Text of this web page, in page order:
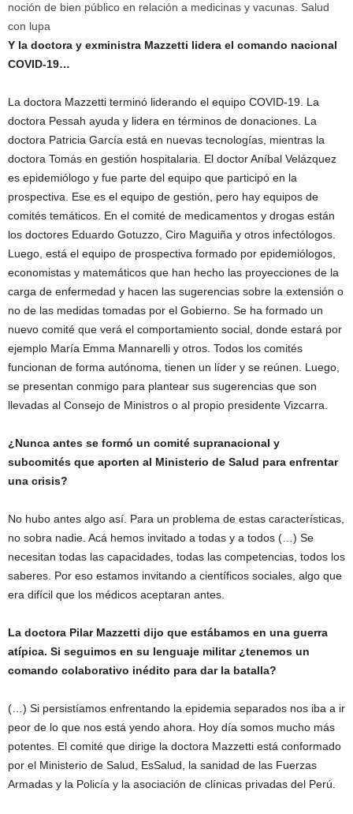
noción de bien público en relación a medicinas y vacunas. Salud
con lupa
Y la doctora y exministra Mazzetti lidera el comando nacional
COVID-19…
La doctora Mazzetti terminó liderando el equipo COVID-19. La
doctora Pessah ayuda y lidera en términos de donaciones. La
doctora Patricia García está en nuevas tecnologías, mientras la
doctora Tomás en gestión hospitalaria. El doctor Aníbal Velázquez
es epidemiólogo y fue parte del equipo que participó en la
prospectiva. Ese es el equipo de gestión, pero hay equipos de
comités temáticos. En el comité de medicamentos y drogas están
los doctores Eduardo Gotuzzo, Ciro Maguiña y otros infectólogos.
Luego, está el equipo de prospectiva formado por epidemiólogos,
economistas y matemáticos que han hecho las proyecciones de la
carga de enfermedad y hacen las sugerencias sobre la extensión o
no de las medidas tomadas por el Gobierno. Se ha formado un
nuevo comité que verá el comportamiento social, donde estará por
ejemplo María Emma Mannarelli y otros. Todos los comités
funcionan de forma autónoma, tienen un líder y se reúnen. Luego,
se presentan conmigo para plantear sus sugerencias que son
llevadas al Consejo de Ministros o al propio presidente Vizcarra.
¿Nunca antes se formó un comité supranacional y
subcomités que aporten al Ministerio de Salud para enfrentar
una crisis?
No hubo antes algo así. Para un problema de estas características,
no sobra nadie. Acá hemos invitado a todas y a todos (…) Se
necesitan todas las capacidades, todas las competencias, todos los
saberes. Por eso estamos invitando a científicos sociales, algo que
era difícil que los médicos aceptaran antes.
La doctora Pilar Mazzetti dijo que estábamos en una guerra
atípica. Si seguimos en su lenguaje militar ¿tenemos un
comando colaborativo inédito para dar la batalla?
(…) Si persistíamos enfrentando la epidemia separados nos iba a ir
peor de lo que nos está yendo ahora. Hoy día somos mucho más
potentes. El comité que dirige la doctora Mazzetti está conformado
por el Ministerio de Salud, EsSalud, la sanidad de las Fuerzas
Armadas y la Policía y la asociación de clínicas privadas del Perú.